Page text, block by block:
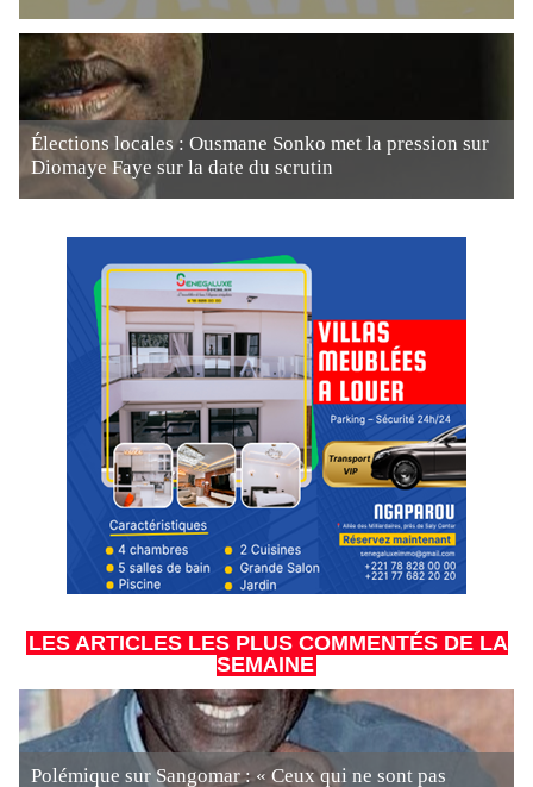
Élections locales : Ousmane Sonko met la pression sur
Diomaye Faye sur la date du scrutin
LES ARTICLES LES PLUS COMMENTÉS DE LA
SEMAINE
Polémique sur Sangomar : « Ceux qui ne sont pas